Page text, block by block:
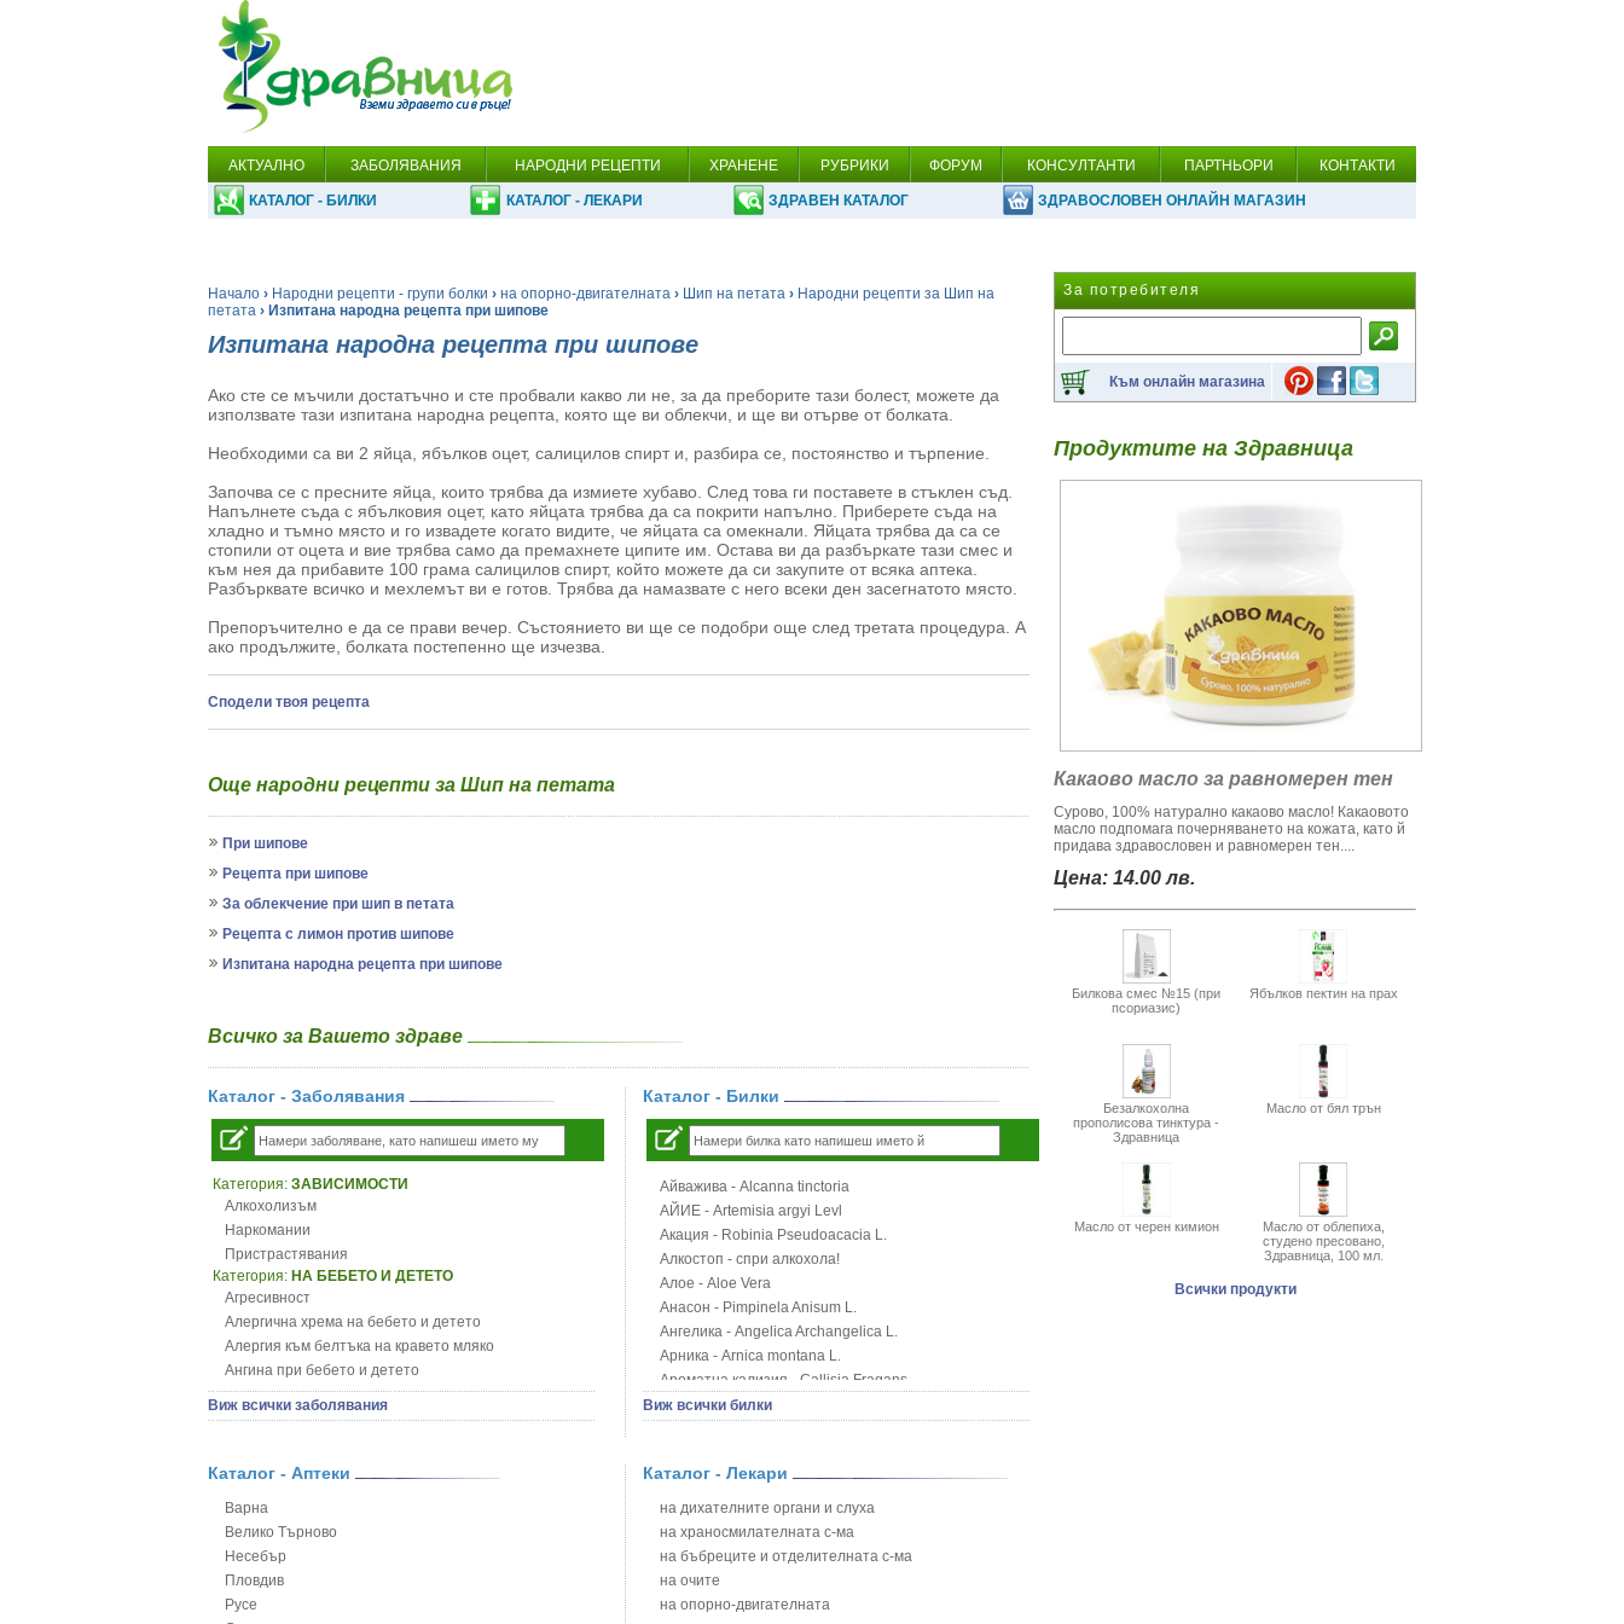
АКТУАЛНО ЗАБОЛЯВАНИЯ НАРОДНИ РЕЦЕПТИ ХРАНЕНЕ РУБРИКИ ФОРУМ КОНСУЛТАНТИ ПАРТНЬОРИ КОНТАКТИ
КАТАЛОГ - БИЛКИ КАТАЛОГ - ЛЕКАРИ ЗДРАВЕН КАТАЛОГ ЗДРАВОСЛОВЕН ОНЛАЙН МАГАЗИН
Начало › Народни рецепти - групи болки › на опорно-двигателната › Шип на петата › Народни рецепти за Шип на
петата › Изпитана народна рецепта при шипове
Изпитана народна рецепта при шипове
Ако сте се мъчили достатъчно и сте пробвали какво ли не, за да преборите тази болест, можете да
използвате тази изпитана народна рецепта, която ще ви облекчи, и ще ви отърве от болката.
Необходими са ви 2 яйца, ябълков оцет, салицилов спирт и, разбира се, постоянство и търпение.
Започва се с пресните яйца, които трябва да измиете хубаво. След това ги поставете в стъклен съд.
Напълнете съда с ябълковия оцет, като яйцата трябва да са покрити напълно. Приберете съда на
хладно и тъмно място и го извадете когато видите, че яйцата са омекнали. Яйцата трябва да са се
стопили от оцета и вие трябва само да премахнете ципите им. Остава ви да разбъркате тази смес и
към нея да прибавите 100 грама салицилов спирт, който можете да си закупите от всяка аптека.
Разбърквате всичко и мехлемът ви е готов. Трябва да намазвате с него всеки ден засегнатото място.
Препоръчително е да се прави вечер. Състоянието ви ще се подобри още след третата процедура. А
ако продължите, болката постепенно ще изчезва.
Сподели твоя рецепта
Oще народни рецепти за Шип на петата
При шипове
Рецепта при шипове
За облекчение при шип в петата
Рецепта с лимон против шипове
Изпитана народна рецепта при шипове
Всичко за Вашето здраве
Каталог - Заболявания
Категория: ЗАВИСИМОСТИ
Алкохолизъм
Наркомании
Пристрастявания
Категория: НА БЕБЕТО И ДЕТЕТО
Агресивност
Алергична хрема на бебето и детето
Алергия към белтъка на кравето мляко
Ангина при бебето и детето
Анемия при бебето и детето
Апетит - пълни деца
Безапетитие при бебето и детето
Бронхит и пневмония при деца
Варицела
Висока температура на бебето и детето
Възпаление на ушите на бебето и детето
Глисти
Виж всички заболявания
Каталог - Билки
Айважива - Alcanna tinctoria
АЙИЕ - Artemisia argyi Levl
Акация - Robinia Pseudoacacia L.
Алкостоп - спри алкохола!
Алое - Aloe Vera
Анасон - Pimpinela Anisum L.
Ангелика - Angelica Archangelica L.
Арника - Arnica montana L.
Ароматна кализия - Callisia Fragans
Арония - Sorbus melanocorpa
Блатен аир - Acorus calamus L.
Блатен тъжник - Spirea ulmaria L.
Блян
Бобови шушулки - Phaseolus Vulgaris L.
Божур - Paeonia Decora
Борови връхчета - Pinus sylvestris
Виж всички билки
Каталог - Аптеки
Варна
Велико Търново
Несебър
Пловдив
Русе
Каталог - Лекари
на дихателните органи и слуха
на храносмилателната с-ма
на бъбреците и отделителната с-ма
на очите
на опорно-двигателната
За потребителя
Към онлайн магазина
Продуктите на Здравница
Какаово масло за равномерен тен
Сурово, 100% натурално какаово масло! Какаовото
масло подпомага почерняването на кожата, като й
придава здравословен и равномерен тен....
Цена: 14.00 лв.
Билкова смес №15 (при
псориазис)
Ябълков пектин на прах
Безалкохолна
прополисова тинктура -
Здравница
Масло от бял трън
Масло от черен кимион
Масло от облепиха,
студено пресовано,
Здравница, 100 мл.
Всички продукти